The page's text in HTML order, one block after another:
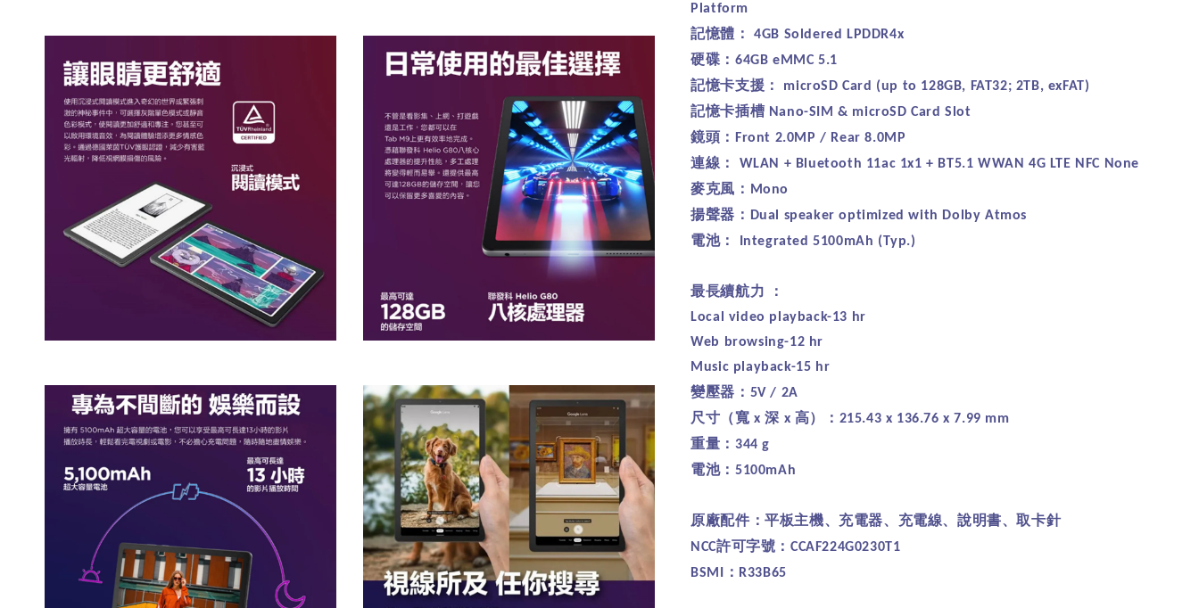
Platform
記憶體： 4GB Soldered LPDDR4x
硬碟： 64GB eMMC 5.1
記憶卡支援： microSD Card (up to 128GB, FAT32; 2TB, exFAT)
記憶卡插槽 Nano-SIM & microSD Card Slot
鏡頭： Front 2.0MP / Rear 8.0MP
連線： WLAN + Bluetooth 11ac 1x1 + BT5.1 WWAN 4G LTE NFC None
麥克風： Mono
揚聲器： Dual speaker optimized with Dolby Atmos
電池： Integrated 5100mAh (Typ.)
最長續航力 ：
Local video playback-13 hr
Web browsing-12 hr
Music playback-15 hr
變壓器： 5V / 2A
尺寸（寬 x深 x 高）： 215.43 x 136.76 x 7.99 mm
重量： 344 g
電池： 5100mAh
原廠配件：平板主機、充電器、充電線、說明書、取卡針
NCC許可字號： CCAF224G0230T1
BSMI
： R33B65